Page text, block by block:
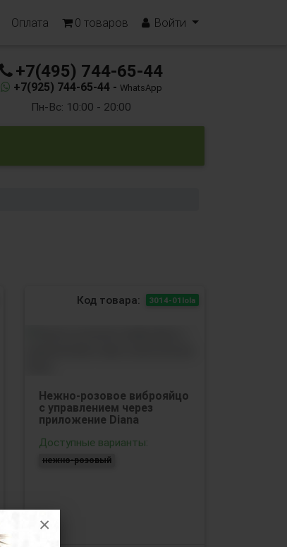
×
Оплата 0 товаров Войти
+7(495) 744-65-44
+7(925) 744-65-44 - WhatsApp
Пн-Вс: 10:00 - 20:00
Код товара: 3014-01lola
Нежно-розовое виброяйцо
с управлением через
приложение Diana
Доступные варианты:
нежно-розовый